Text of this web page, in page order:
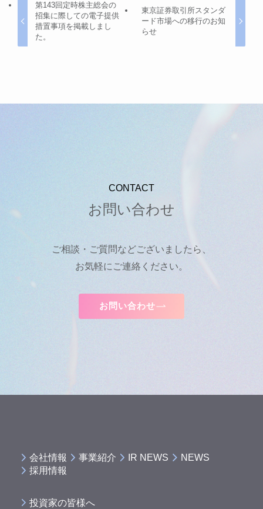
第143回定時株主総会の
招集に際しての電子提供
措置事項を掲載しまし
た。
東京証券取引所スタンダ
ード市場への移行のお知
らせ
CONTACT
お問い合わせ
ご相談・ご質問などございましたら、
お気軽にご連絡ください。
お問い合わせ
会社情報 事業紹介 IR NEWS
NEWS
採用情報
投資家の皆様へ